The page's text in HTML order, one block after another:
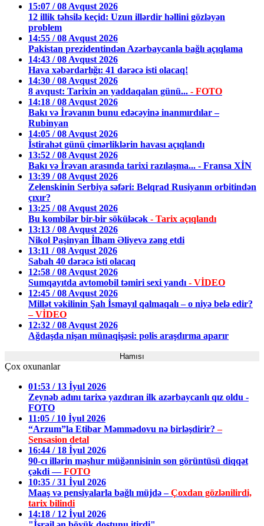
15:07 / 08 Avqust 2026
12 illik təhsilə keçid: Uzun illərdir həllini gözləyən
problem
14:55 / 08 Avqust 2026
Pakistan prezidentindən Azərbaycanla bağlı açıqlama
14:43 / 08 Avqust 2026
Hava xəbərdarlığı: 41 dərəcə isti olacaq!
14:30 / 08 Avqust 2026
8 avqust: Tarixin ən yaddaqalan günü... - FOTO
14:18 / 08 Avqust 2026
Bakı və İrəvanın bunu edəcəyinə inanmırdılar –
Rubinyan
14:05 / 08 Avqust 2026
İstirahət günü çimərliklərin havası açıqlandı
13:52 / 08 Avqust 2026
Bakı və İrəvan arasında tarixi razılaşma... - Fransa XİN
13:39 / 08 Avqust 2026
Zelenskinin Serbiya səfəri: Belqrad Rusiyanın orbitindən
çıxır?
13:25 / 08 Avqust 2026
Bu kombilər bir-bir söküləcək - Tarix açıqlandı
13:13 / 08 Avqust 2026
Nikol Paşinyan İlham Əliyevə zəng etdi
13:11 / 08 Avqust 2026
Sabah 40 dərəcə isti olacaq
12:58 / 08 Avqust 2026
Sumqayıtda avtomobil təmiri sexi yandı - VİDEO
12:45 / 08 Avqust 2026
Millət vəkilinin Şah İsmayıl qalmaqalı – o niyə belə edir?
– VİDEO
12:32 / 08 Avqust 2026
Ağdaşda nişan münaqişəsi: polis araşdırma aparır
Hamısı
Çox oxunanlar
01:53 / 13 İyul 2026
Zeynəb adını tarixə yazdıran ilk azərbaycanlı qız oldu -
FOTO
11:05 / 10 İyul 2026
“Arzum”la Etibar Məmmədovu nə birləşdirir?–
Sensasion detal
16:44 / 18 İyul 2026
90-cı illərin məşhur müğənnisinin son görüntüsü diqqət
çəkdi —FOTO
10:35 / 31 İyul 2026
Maaş və pensiyalarla bağlı müjdə –Çoxdan gözlənilirdi,
tarix bilindi
14:18 / 12 İyul 2026